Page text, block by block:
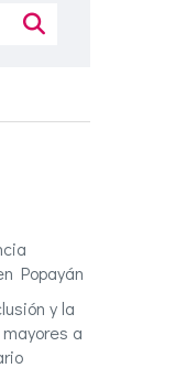
Popayán
y la
a